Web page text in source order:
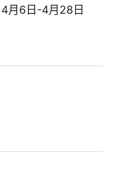
月6日-4月28日